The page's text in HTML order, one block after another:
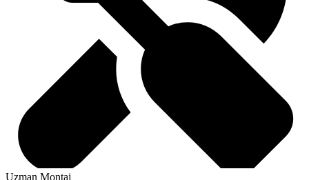
Uzman Montaj